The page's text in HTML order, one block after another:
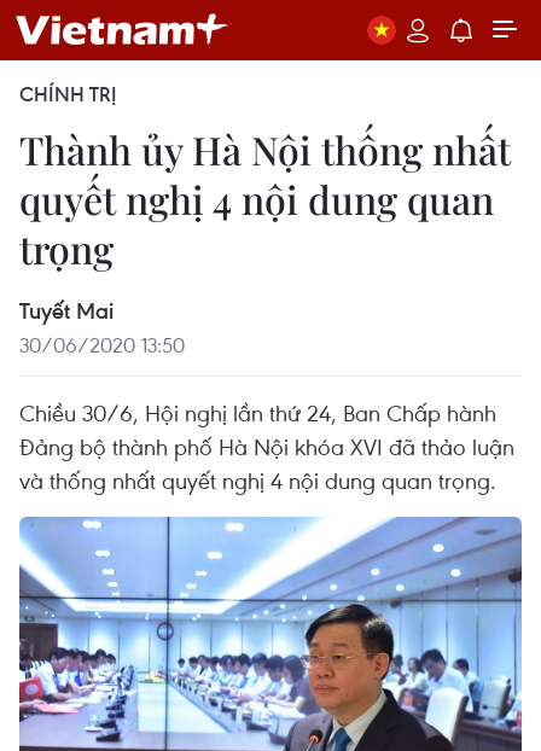
CHÍNH TRỊ
Thành ủy Hà Nội thống nhất
quyết nghị 4 nội dung quan
trọng
Tuyết Mai
30/06/2020 13:50
Chiều 30/6, Hội nghị lần thứ 24, Ban Chấp hành
Đảng bộ thành phố Hà Nội khóa XVI đã thảo luận
và thống nhất quyết nghị 4 nội dung quan trọng.